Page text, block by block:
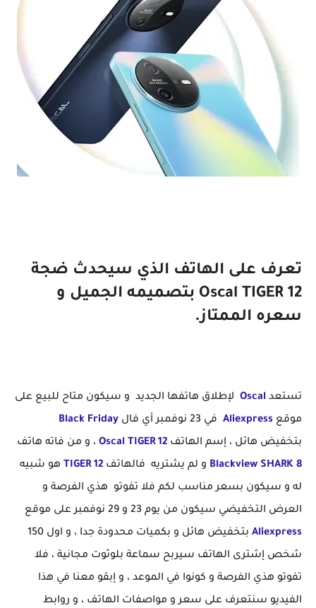
تعرف على الهاتف الذي سيحدث ضجة
Oscal TIGER 12 بتصميمه الجميل و
سعره الممتاز.
تستعد Oscal لإطلاق هاتفها الجديد و سيكون متاح للبيع على
موقع Aliexpress في 23 نوفمبر أي فال
Black Friday
بتخفيض هائل ، إسم الهاتف Oscal TIGER 12 ، و من فاته هاتف
Blackview SHARK 8 و لم يشتريه فالهاتف TIGER 12 هو شبيه
له و سيكون بسعر مناسب لكم فلا تفوتو هذي الفرصة و
العرض التخفيضي سيكون من يوم 23 و 29 نوفمبر على موقع
Aliexpress
بتخفيض هائل و بكميات محدودة جدا ، و اول 150
شخص إشترى الهاتف سيربح سماعة بلوثوت مجانية ، فلا
تفوتو هذي الفرصة و كونوا في الموعد ، و إبقو معنا في هذا
الفيديو سنتعرف على سعر و مواصفات الهاتف ، و روابط